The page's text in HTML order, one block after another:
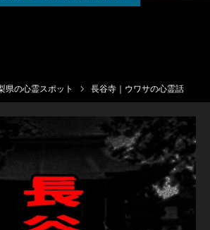
県の心霊スポット 長谷寺｜ウワサの心霊話